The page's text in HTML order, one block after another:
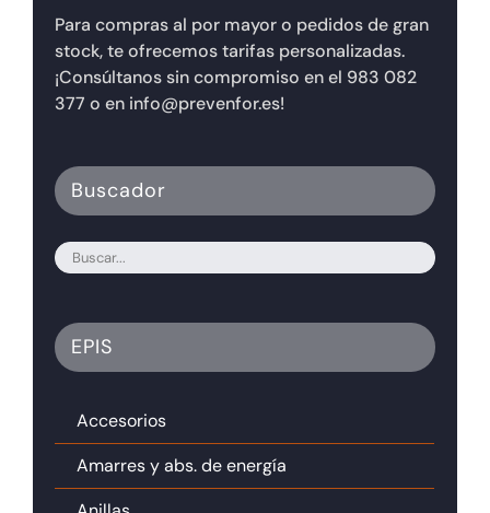
Para compras al por mayor o pedidos de gran
stock, te ofrecemos tarifas personalizadas.
¡Consúltanos sin compromiso en el 983 082
377 o en info@prevenfor.es!
Buscador
EPIS
Accesorios
Amarres y abs. de energía